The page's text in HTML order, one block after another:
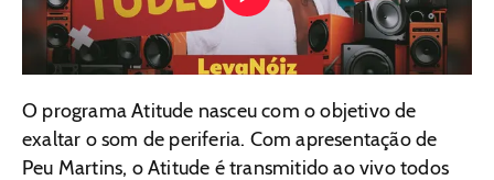
O programa Atitude nasceu com o objetivo de
exaltar o som de periferia. Com apresentação de
Peu Martins, o Atitude é transmitido ao vivo todos